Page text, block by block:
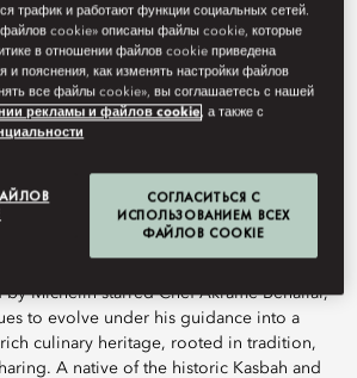
the authentic soul of Moroccan
and heartfelt creations of Chef Hind
Michelin-starred Chef Akrame Benallal,
to evolve under his guidance into a
culinary heritage, rooted in tradition,
A native of the historic Kasbah and
трафик и работают функции социальных сетей.
файлов cookie» описаны файлы cookie, которые
в отношении файлов cookie приведена
и пояснения, как изменять настройки файлов
все файлы cookie», вы соглашаетесь с нашей
рекламы и файлов cookie, а также с
СОГЛАСИТЬСЯ С
ИСПОЛЬЗОВАНИЕМ ВСЕХ
ФАЙЛОВ COOKIE